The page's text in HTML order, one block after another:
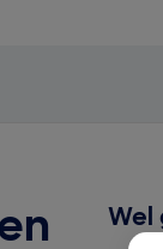
Wel